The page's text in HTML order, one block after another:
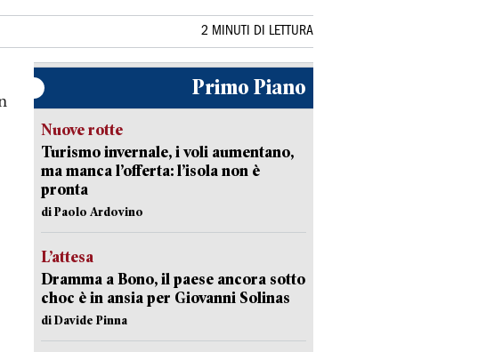
2 MINUTI DI LETTURA
Primo Piano
Nuove rotte
Turismo invernale, i voli aumentano,
ma manca l’offerta: l’isola non è
pronta
di Paolo Ardovino
L’attesa
Dramma a Bono, il paese ancora sotto
choc è in ansia per Giovanni Solinas
di Davide Pinna